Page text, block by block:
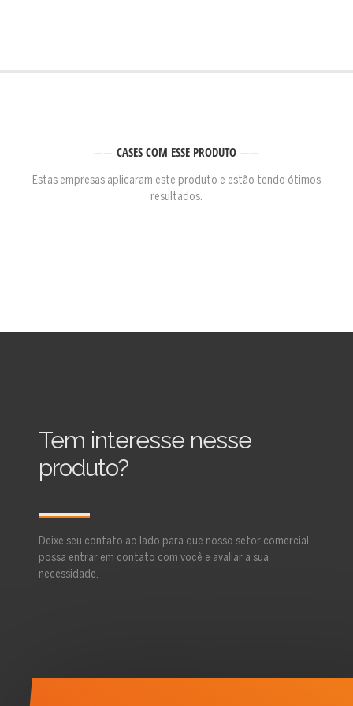
CASES COM ESSE PRODUTO
Estas empresas aplicaram este produto e estão tendo ótimos
resultados.
Tem interesse nesse
produto?
Deixe seu contato ao lado para que nosso setor comercial
possa entrar em contato com você e avaliar a sua
necessidade.